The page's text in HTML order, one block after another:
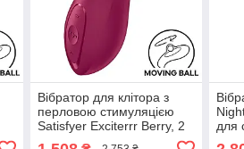
Вібратор для клітора з
перловою стимуляцією
Satisfyer Exciterrr Berry, 2
для